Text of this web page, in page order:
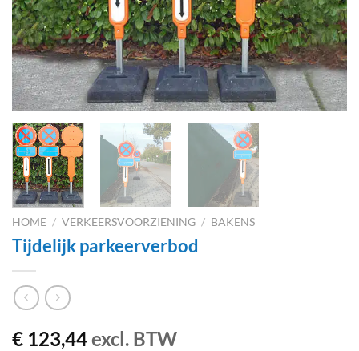
HOME / VERKEERSVOORZIENING / BAKENS
Tijdelijk parkeerverbod
€ 123,44excl. BTW